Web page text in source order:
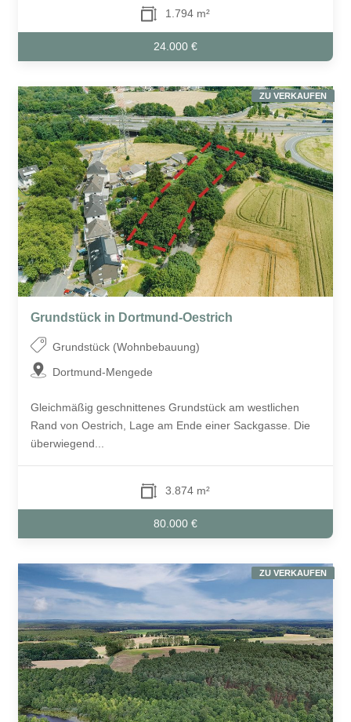
1.794 m²
24.000 €
Grundstück in Dortmund-Oestrich
Grundstück (Wohnbebauung)
Dortmund-Mengede
Gleichmäßig geschnittenes Grundstück am westlichen
Rand von Oestrich, Lage am Ende einer Sackgasse. Die
überwiegend...
3.874 m²
80.000 €
ZU VERKAUFEN
ZU VERKAUFEN